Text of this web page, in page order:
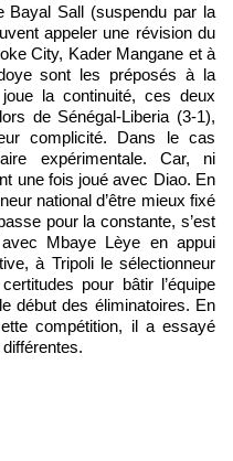
Bayal Sall (suspendu par la
appeler une révision du
City, Kader Mangane et à
sont les préposés à la
la continuité, ces deux
de Sénégal-Liberia (3-1),
complicité. Dans le cas
expérimentale. Car, ni
une fois joué avec Diao. En
national d’être mieux fixé
pour la constante, s’est
Mbaye Lèye en appui
à Tripoli le sélectionneur
pour bâtir l’équipe
début des éliminatoires. En
compétition, il a essayé